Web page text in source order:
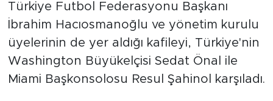
Türkiye Futbol Federasyonu Başkanı
İbrahim Hacıosmanoğlu ve yönetim kurulu
üyelerinin de yer aldığı kafileyi, Türkiye'nin
Washington Büyükelçisi Sedat Önal ile
Miami Başkonsolosu Resul Şahinol karşıladı.